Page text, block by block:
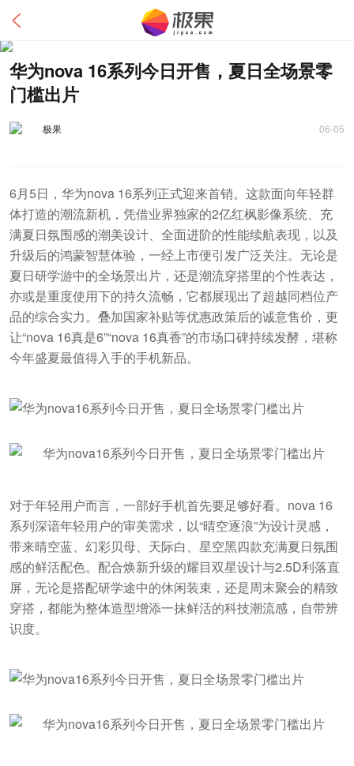
华为nova 16系列今日开售，夏日全场景零
门槛出片
极果 06-05
6月5日，华为nova 16系列正式迎来首销。这款面向年轻群
体打造的潮流新机，凭借业界独家的2亿红枫影像系统、充
满夏日氛围感的潮美设计、全面进阶的性能续航表现，以及
升级后的鸿蒙智慧体验，一经上市便引发广泛关注。无论是
夏日研学游中的全场景出片，还是潮流穿搭里的个性表达，
亦或是重度使用下的持久流畅，它都展现出了超越同档位产
品的综合实力。叠加国家补贴等优惠政策后的诚意售价，更
让“nova 16真是6”“nova 16真香”的市场口碑持续发酵，堪称
今年盛夏最值得入手的手机新品。
对于年轻用户而言，一部好手机首先要足够好看。nova 16
系列深谙年轻用户的审美需求，以“晴空逐浪”为设计灵感，
带来晴空蓝、幻彩贝母、天际白、星空黑四款充满夏日氛围
感的鲜活配色。配合焕新升级的耀目双星设计与2.5D利落直
屏，无论是搭配研学途中的休闲装束，还是周末聚会的精致
穿搭，都能为整体造型增添一抹鲜活的科技潮流感，自带辨
识度。